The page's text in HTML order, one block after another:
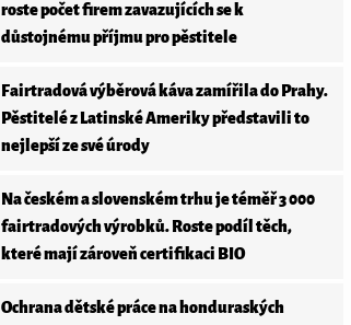
roste počet firem zavazujících se k
důstojnému příjmu pro pěstitele
Fairtradová výběrová káva zamířila do Prahy.
Pěstitelé z Latinské Ameriky představili to
nejlepší ze své úrody
Na českém a slovenském trhu je téměř 3 000
fairtradových výrobků. Roste podíl těch,
které mají zároveň certifikaci BIO
Ochrana dětské práce na honduraských